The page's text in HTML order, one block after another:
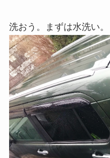
洗おう。まずは水洗い。